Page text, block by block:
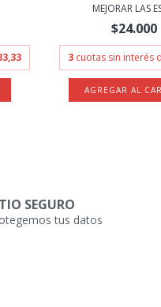
MEJORAR LAS
$24.000
3 cuotas sin interés
SEGURO
tus datos